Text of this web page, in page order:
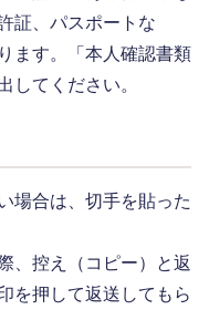
証、パスポートな
ます。「本人確認書類
してください。
場合は、切手を貼った
、控え（コピー）と返
を押して返送してもら